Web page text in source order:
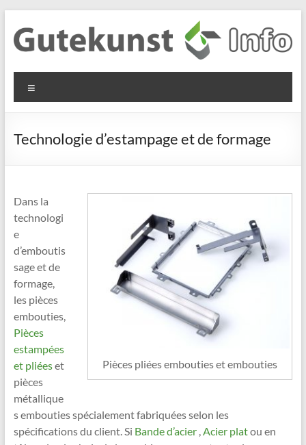
au
contenu
Gutekunst
Formfedern
GmbH
Informationen
Flachmaterial
Technologie d’estampage et de formage
Pièces pliées embouties et embouties
Dans la
technologi
e
d’emboutis
sage et de
formage,
les pièces
embouties,
Pièces
estampées
et pliéeset
pièces
métallique
s embouties spécialement fabriquées selon les
spécifications du client. Si Bande d’acier,Acier platou en